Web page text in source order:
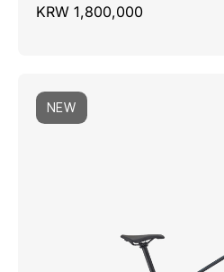
KRW 1,800,000
NEW